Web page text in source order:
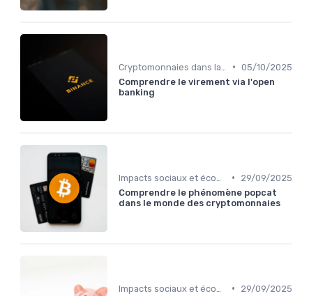
• 05/10/2025
Comprendre le virement via l'open
banking
•
29/09/2025
Comprendre le phénomène popcat
dans le monde des cryptomonnaies
•
29/09/2025